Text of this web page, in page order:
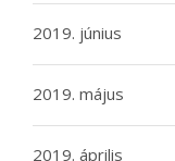
2019. június
2019. május
2019. április